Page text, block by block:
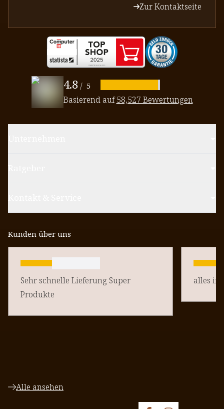
Zur Kontaktseite
4.8 / 5
Basierend auf58,527 Bewertungen
Kunden über uns
Sehr schnelle Lieferung Super
Produkte
alles in
Alle ansehen